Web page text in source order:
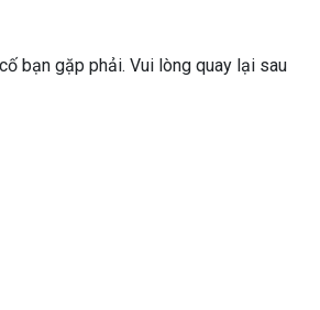
bạn gặp phải. Vui lòng quay lại sau